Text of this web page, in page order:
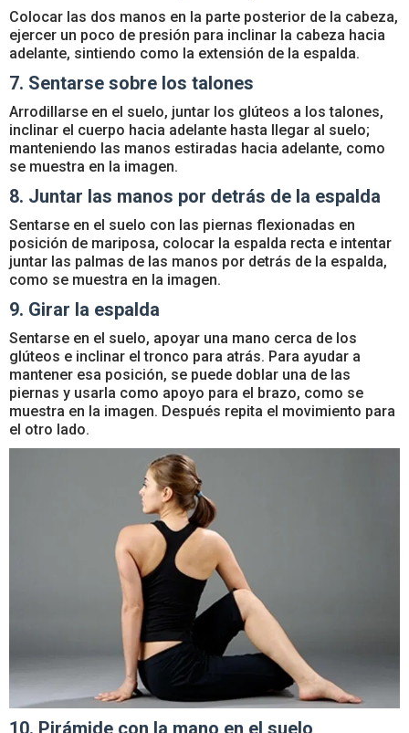
Colocar las dos manos en la parte posterior de la cabeza,
ejercer un poco de presión para inclinar la cabeza hacia
adelante, sintiendo como la extensión de la espalda.
7. Sentarse sobre los talones
Arrodillarse en el suelo, juntar los glúteos a los talones,
inclinar el cuerpo hacia adelante hasta llegar al suelo;
manteniendo las manos estiradas hacia adelante, como
se muestra en la imagen.
8. Juntar las manos por detrás de la espalda
Sentarse en el suelo con las piernas flexionadas en
posición de mariposa, colocar la espalda recta e intentar
juntar las palmas de las manos por detrás de la espalda,
como se muestra en la imagen.
9. Girar la espalda
Sentarse en el suelo, apoyar una mano cerca de los
glúteos e inclinar el tronco para atrás. Para ayudar a
mantener esa posición, se puede doblar una de las
piernas y usarla como apoyo para el brazo, como se
muestra en la imagen. Después repita el movimiento para
el otro lado.
10. Pirámide con la mano en el suelo